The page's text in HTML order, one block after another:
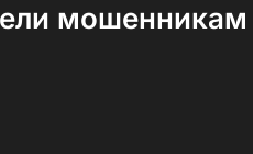
мошенникам